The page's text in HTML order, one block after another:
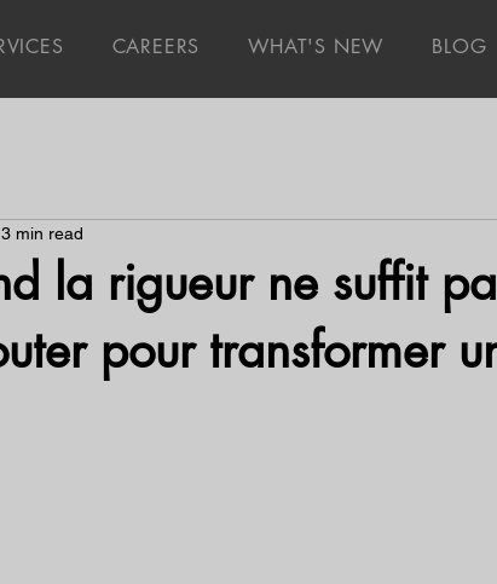
CAREERS WHAT'S NEW BLOG
la rigueur ne suffit
pour transformer
3 min read